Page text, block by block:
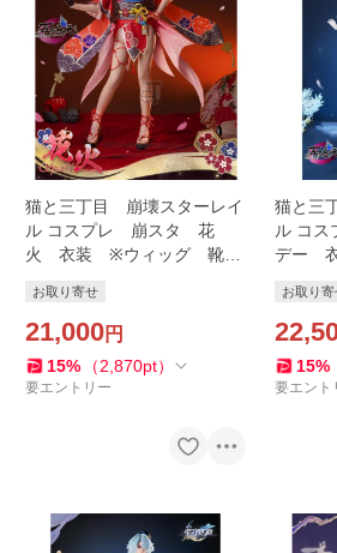
猫と三丁目 崩壊スターレイ
ル コスプレ 崩スタ 花
火 衣装 ※ウィッグ 靴
お取り寄せ
21,000円
15% （2,870pt）
要エントリー
猫と三
ル コ
デー
お取り寄
15%
要エント